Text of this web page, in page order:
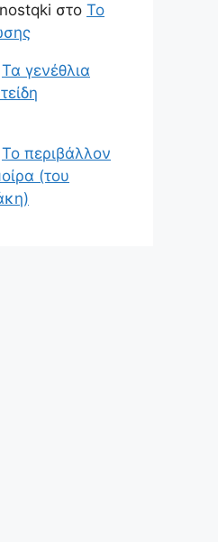
στο Το
Τα γενέθλια
Το περιβάλλον
(του